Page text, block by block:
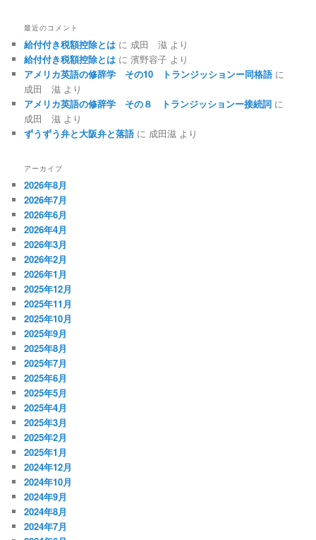
最近のコメント
給付付き税額控除とは に 成田 滋 より
給付付き税額控除とは に濱野容子 より
アメリカ英語の修辞学 その10 トランジッションー同格語に
成田 滋 より
アメリカ英語の修辞学 その８ トランジッションー接続詞 に
成田 滋 より
ずうずう弁と大阪弁と落語に 成田滋 より
アーカイブ
2026年8月
2026年7月
2026年6月
2026年4月
2026年3月
2026年2月
2026年1月
2025年12月
2025年11月
2025年10月
2025年9月
2025年8月
2025年7月
2025年6月
2025年5月
2025年4月
2025年3月
2025年2月
2025年1月
2024年12月
2024年10月
2024年9月
2024年8月
2024年7月